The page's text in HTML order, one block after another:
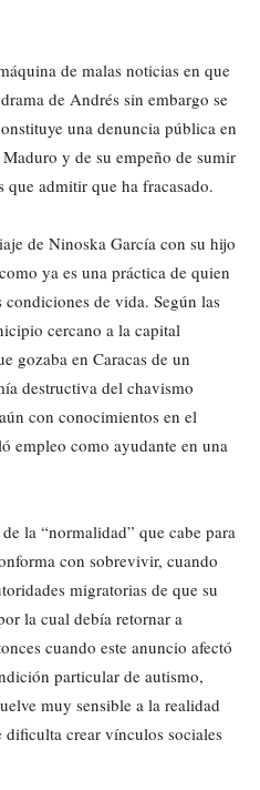
de malas noticias en que
de Andrés sin embargo se
una denuncia pública en
y de su empeño de sumir
admitir que ha fracasado.
de Ninoska García con su hijo
ya es una práctica de quien
de vida. Según las
cercano a la capital
gozaba en Caracas de un
destructiva del chavismo
con conocimientos en el
empleo como ayudante en una
la “normalidad” que cabe para
con sobrevivir, cuando
migratorias de que su
la cual debía retornar a
cuando este anuncio afectó
particular de autismo,
muy sensible a la realidad
dificulta crear vínculos sociales